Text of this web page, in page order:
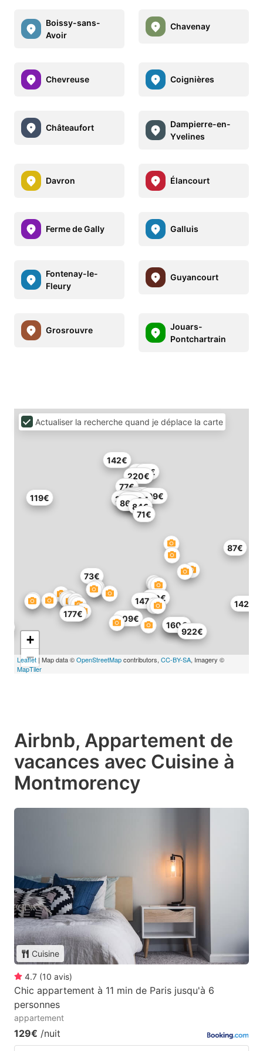
Boissy-sans-
Avoir
Chavenay
Chevreuse Coignières
Châteaufort
Dampierre-en-
Yvelines
Davron Élancourt
Ferme de Gally Galluis
Fontenay-le-
Fleury
Guyancourt
Grosrouvre
Jouars-
Pontchartrain
86€
77€
254€129€
79€
42€
71€
167€
86€
52€
220€
69€
95€
64€
68€
84€
142€
142€
160€
309€
160€
73€
160€
177€
922€
147€
87€
170€
199€
119€
+
−
Leaflet | Map data ©OpenStreetMapcontributors, CC-BY-SA, Imagery ©
MapTiler
Actualiser la recherche quand je déplace la carte
Airbnb, Appartement de
vacances avec Cuisine à
Montmorency
Cuisine
4.7 (10 avis)
Chic appartement à 11 min de Paris jusqu'à 6
personnes
appartement
129€ /nuit